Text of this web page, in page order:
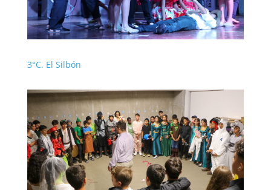
3°C. El Silbón